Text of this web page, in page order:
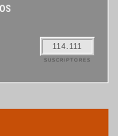
114.111
SUSCRIPTORES